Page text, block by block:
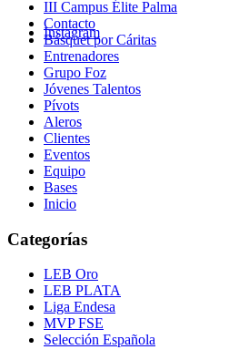
Instagram
III Campus Élite Palma
Contacto
Básquet por Cáritas
Entrenadores
Grupo Foz
Jóvenes Talentos
Pívots
Aleros
Clientes
Eventos
Equipo
Bases
Inicio
Categorías
LEB Oro
LEB PLATA
Liga Endesa
MVP FSE
Selección Española